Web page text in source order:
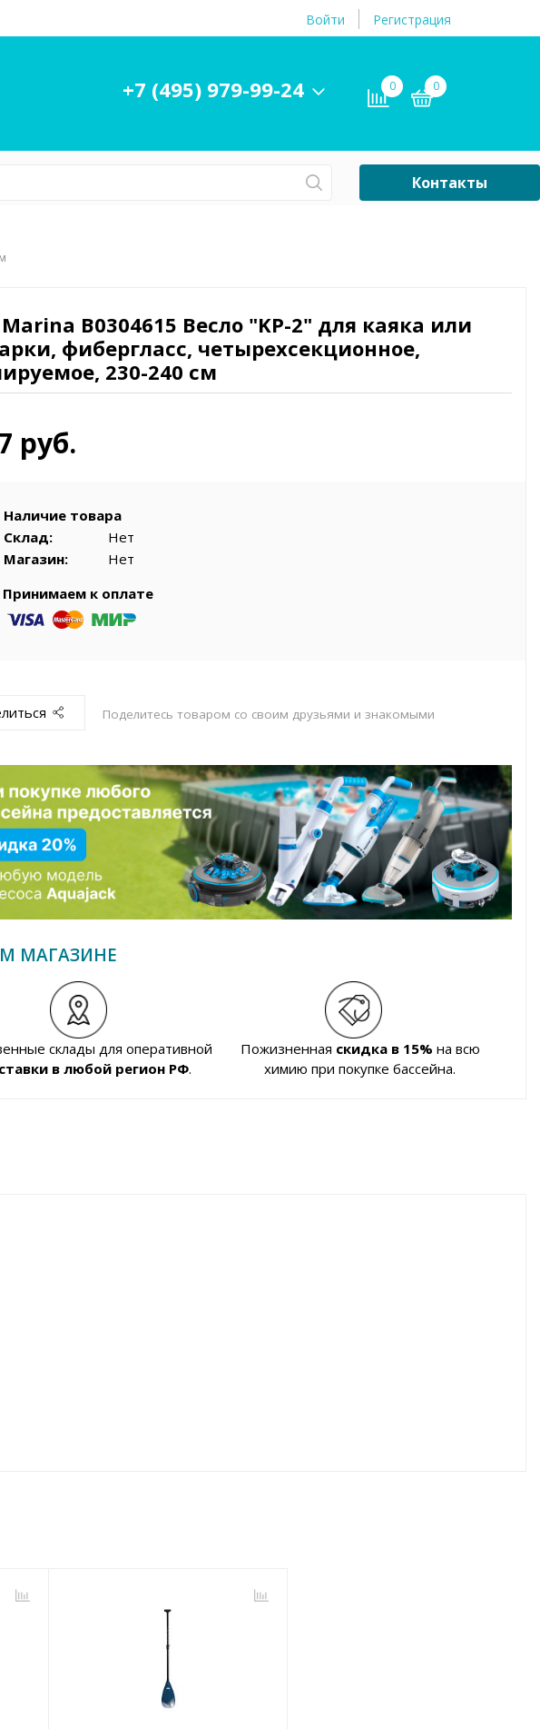
Войти Регистрация
+7 (495) 979-99-24 0 0
Запчасти для бассейнов
Контакты
B0304615 Весло "KP-2" для каяка или
фибергласс, четырехсекционное,
230-240 см
руб.
Наличие товара
Склад:
Нет
Магазин:
Нет
Принимаем к оплате
Поделитесь товаром со своим друзьями и знакомыми
МАГАЗИНЕ
склады для оперативной
в любой регион РФ.
Пожизненная скидка в 15% на всю
химию при покупке бассейна.